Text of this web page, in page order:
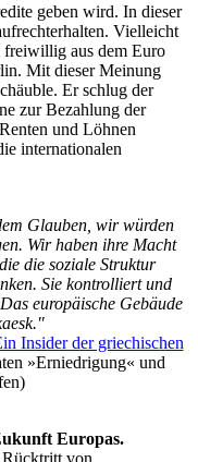
geben wird. In dieser
Vielleicht
freiwillig aus dem Euro
Mit dieser Meinung
Er schlug der
zur Bezahlung der
und Löhnen
internationalen
Glauben, wir würden
Wir haben ihre Macht
die soziale Struktur
Sie kontrolliert und
europäische Gebäude
Insider der griechischen
»Erniedrigung« und
Europas.
von